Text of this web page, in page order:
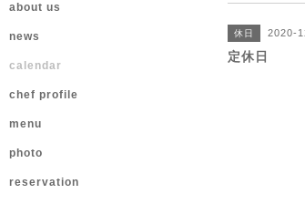
休日 2020-
定休日
about us
news
calendar
chef profile
menu
photo
reservation